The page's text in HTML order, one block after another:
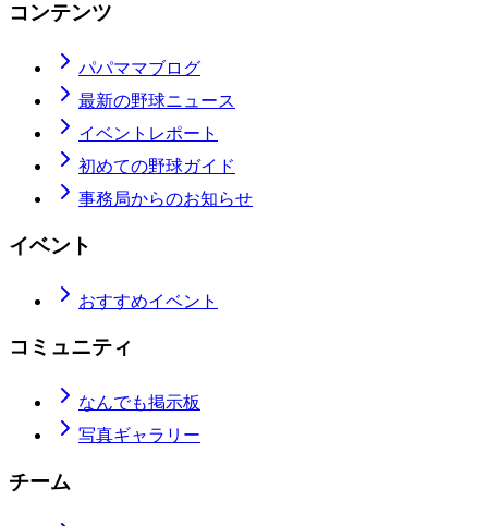
コンテンツ
パパママブログ
最新の野球ニュース
イベントレポート
初めての野球ガイド
事務局からのお知らせ
イベント
おすすめイベント
コミュニティ
なんでも掲示板
写真ギャラリー
チーム